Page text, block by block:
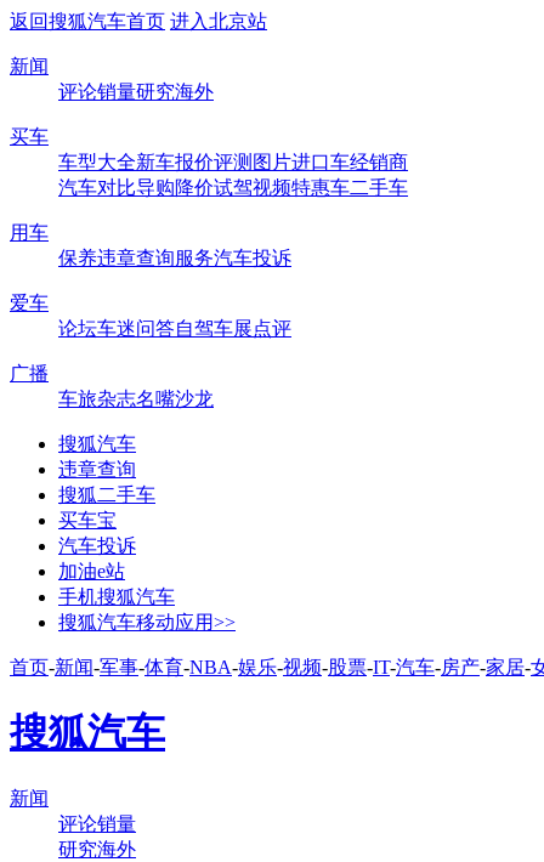
返回搜狐汽车首页 进入北京站
新闻
评论销量研究海外
买车
车型大全新车报价评测 图片进口车经销商
汽车对比导购降价试驾视频特惠车二手车
用车
保养违章查询服务汽车投诉
爱车
论坛车迷问答自驾车展点评
广播
车旅杂志名嘴沙龙
搜狐汽车
违章查询
搜狐二手车
买车宝
汽车投诉
加油e站
手机搜狐汽车
搜狐汽车移动应用>>
首页-新闻-军事-体育-NBA-娱乐-视频-股票-IT-汽车-房产-家居-
搜狐汽车
新闻
评论销量
研究海外